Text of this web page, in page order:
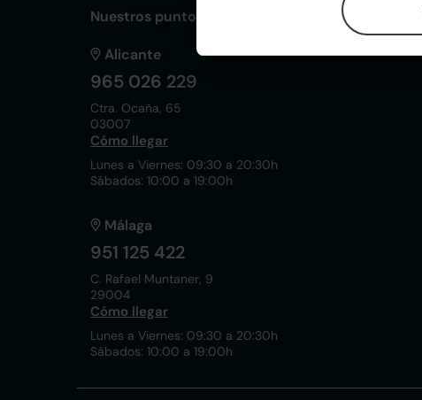
Nuestros puntos de venta Clicars:
Alicante
965 026 229
Ctra. Ocaña, 65
03007
Cómo llegar
Lunes a Viernes: 09:30 a 20:30h
Sábados: 10:00 a 19:00h
Málaga
951 125 422
C. Rafael Muntaner, 9
29004
Cómo llegar
Lunes a Viernes: 09:30 a 20:30h
Sábados: 10:00 a 19:00h